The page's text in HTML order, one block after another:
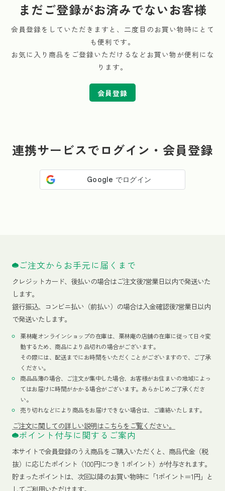
まだご登録がお済みでないお客様
会員登録をしていただきますと、二度目のお買い物時にとて
も便利です。
お気に入り商品をご登録いただけるなどお買い物が便利にな
ります。
会員登録
連携サービスでログイン・会員登録
ご注文からお手元に届くまで
クレジットカード、 後払いの場合はご注文後7営業日以内で発送いた
します。
銀行振込、コンビニ払い（前払い）の場合は入金確認後7営業日以内
で発送いたします。
栗林庵オンラインショップの在庫は、栗林庵の店舗の在庫に従って日々変
動するため、商品により品切れの場合がございます。
その際には、配送までにお時間をいただくことがございますので、ご了承
ください。
商品品薄の場合、ご注文が集中した場合、お客様がお住まいの地域によっ
てはお届けに時間がかかる場合がございます。あらかじめご了承くださ
い。
売り切れなどにより商品をお届けできない場合は、ご連絡いたします。
ご注文に関しての詳しい説明はこちらをご覧ください。
ポイント付与に関するご案内
本サイトで会員登録のうえ商品をご購入いただくと、商品代金（税
抜）に応じたポイント（100円につき１ポイント）が付与されます。
貯まったポイントは、次回以降のお買い物時に「1ポイント＝1円」と
してご利用いただけます。